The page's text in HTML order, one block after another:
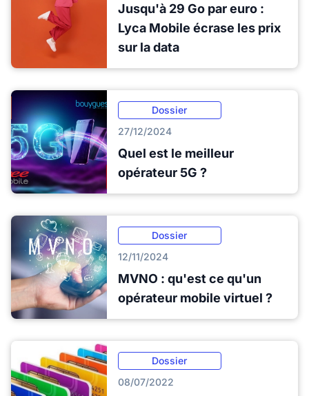
Jusqu'à 29 Go par euro :
Lyca Mobile écrase les prix
sur la data
Dossier
27/12/2024
Quel est le meilleur
opérateur 5G ?
Dossier
12/11/2024
MVNO : qu'est ce qu'un
opérateur mobile virtuel ?
Dossier
08/07/2022